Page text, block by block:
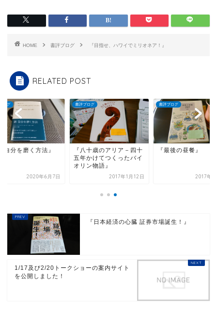
HOME 書評ブログ 『目指せ、ハワイでミリオネア！』
RELATED POST
ログ
自分を磨く方法』
2020年6月7日
書評ブログ
『八十歳のアリア－四十
五年かけてつくったバイ
オリン物語』
2017年1月12日
書評ブログ
『最後の昼餐』
2017年5
『日本経済の心臓 証券市場誕生！』
1/17及び2/20トークショーの案内サイト
を公開しました！